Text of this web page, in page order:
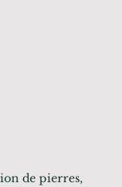
de pierres,